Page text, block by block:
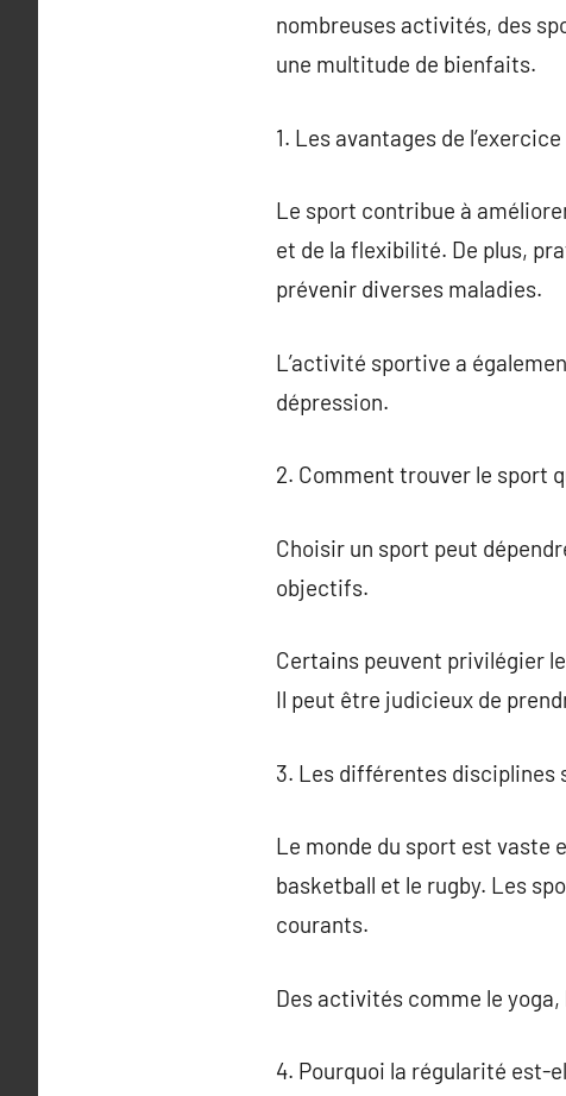
nombreuses activités, des
une multitude de bienfaits.
1. Les avantages de
Le sport contribue à
et de la flexibilité. De plus,
prévenir diverses maladies.
L’activité sportive a
dépression.
2. Comment trouver le sport
Choisir un sport peut
objectifs.
Certains peuvent privilégier
Il peut être judicieux de
3. Les différentes disciplines
Le monde du sport est vaste
basketball et le rugby. Les
courants.
Des activités comme le
4. Pourquoi la régularité est-